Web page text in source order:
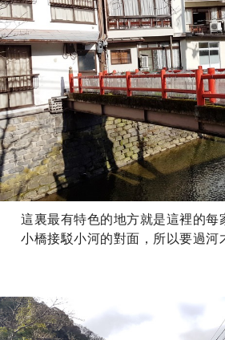
這裏最有特色的地方就是這裡的每
小橋接駁小河的對面，所以要過河